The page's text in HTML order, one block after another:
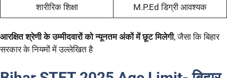
शारीरिक शिक्षा M.P.Ed डिग्री आवश्यक
आरक्षित श्रेणी के उम्मीदवारों को न्यूनतम अंकों में छूट मिलेगी, जैसा कि बिहार
सरकार के नियमों में उल्लेखित है